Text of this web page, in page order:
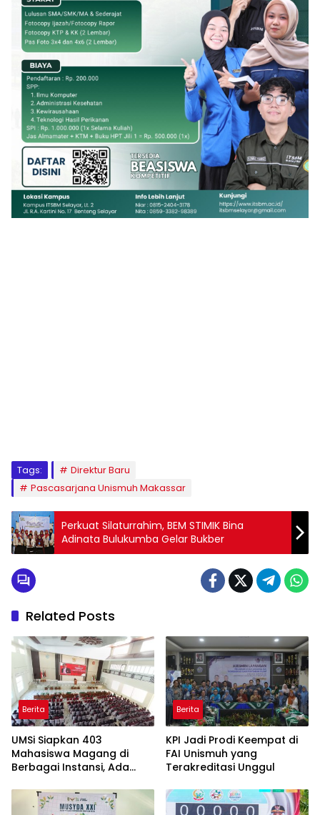
Tags:
Direktur Baru
Pascasarjana Unismuh Makassar
Perkuat Silaturrahim, BEM STIMIK Bina
Adinata Bulukumba Gelar Bukber
Related Posts
Berita
UMSi Siapkan 403
Mahasiswa Magang di
Berbagai Instansi, Ada
Taiwan
Berita
KPI Jadi Prodi Keempat di
FAI Unismuh yang
Terakreditasi Unggul